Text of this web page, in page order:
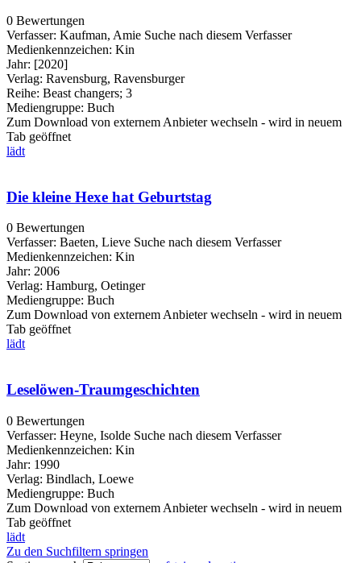
0 Bewertungen
Verfasser: Kaufman, Amie Suche nach diesem Verfasser
Medienkennzeichen: Kin
Jahr: [2020]
Verlag: Ravensburg, Ravensburger
Reihe: Beast changers; 3
Mediengruppe: Buch
Zum Download von externem Anbieter wechseln - wird in neuem
Tab geöffnet
lädt
Die kleine Hexe hat Geburtstag
0 Bewertungen
Verfasser: Baeten, Lieve Suche nach diesem Verfasser
Medienkennzeichen: Kin
Jahr: 2006
Verlag: Hamburg, Oetinger
Mediengruppe: Buch
Zum Download von externem Anbieter wechseln - wird in neuem
Tab geöffnet
lädt
Leselöwen-Traumgeschichten
0 Bewertungen
Verfasser: Heyne, Isolde Suche nach diesem Verfasser
Medienkennzeichen: Kin
Jahr: 1990
Verlag: Bindlach, Loewe
Mediengruppe: Buch
Zum Download von externem Anbieter wechseln - wird in neuem
Tab geöffnet
lädt
Zu den Suchfiltern springen